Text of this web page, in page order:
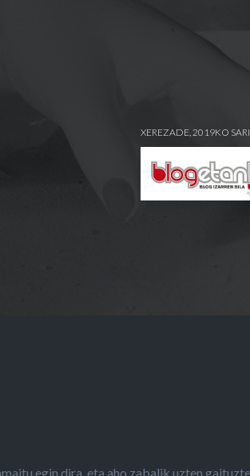
XEREZADE, 2019KO
egin dira, eta aho zabalik uzten